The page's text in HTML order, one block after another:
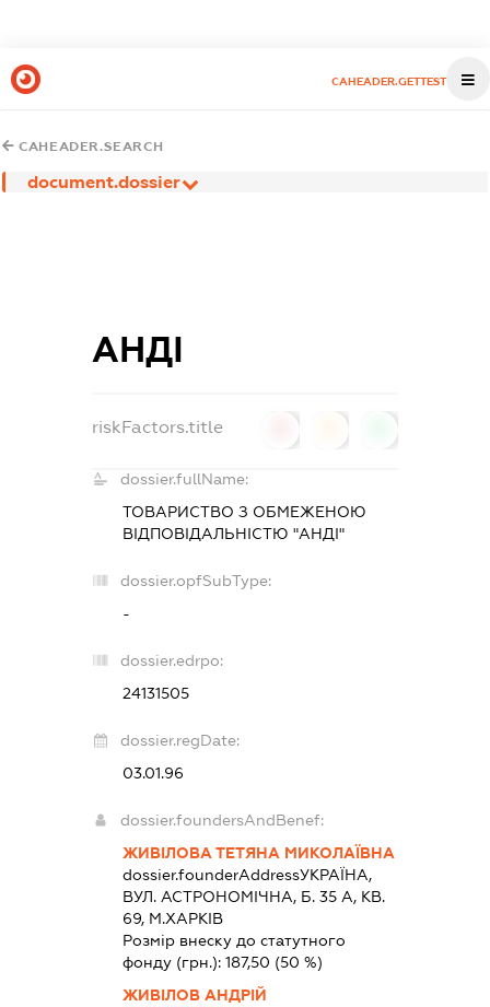
CAHEADER.GETTEST
CAHEADER.SEARCH
document.dossier
АНДІ
riskFactors.title
dossier.fullName:
ТОВАРИСТВО З ОБМЕЖЕНОЮ
ВІДПОВІДАЛЬНІСТЮ "АНДІ"
dossier.opfSubType:
-
dossier.edrpo:
24131505
dossier.regDate:
03.01.96
dossier.foundersAndBenef:
ЖИВІЛОВА ТЕТЯНА МИКОЛАЇВНА
dossier.founderAddressУКРАЇНА,
ВУЛ. АСТРОНОМІЧНА, Б. 35 А, КВ.
69, М.ХАРКІВ
Розмір внеску до статутного
фонду (грн.):187,50 (50 %)
ЖИВІЛОВ АНДРІЙ